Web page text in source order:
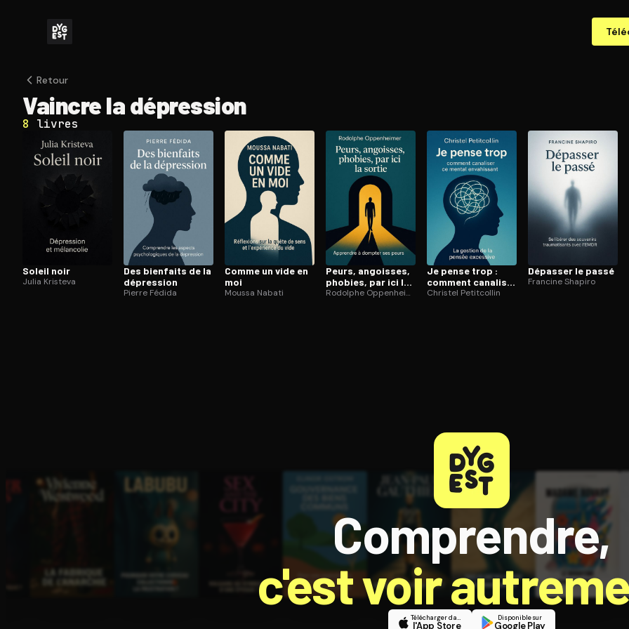
Retour
Vaincre la dépression
8 livres
Soleil noir
Julia Kristeva
Des bienfaits de la
dépression
Pierre Fédida
Comme un vide en
moi
Moussa Nabati
Peurs, angoisses,
phobies, par ici la
sortie
Rodolphe Oppenheimer
Je pense trop :
comment canaliser
ce mental
Christel Petitcollin
Dépasser le passé
Francine Shapiro
Comprendre,
c'est voir
Télécharger dans
l'App Store
Disponible sur
Google Play